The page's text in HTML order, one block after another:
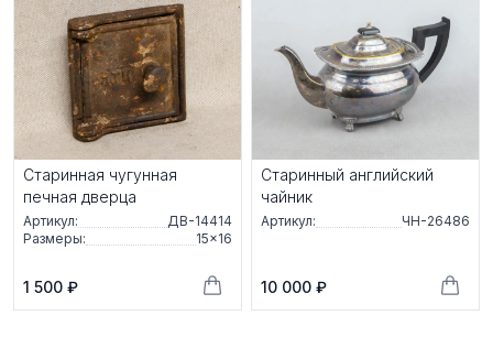
Старинная чугунная
печная дверца
Артикул:
ДВ-14414
Размеры:
15×16
1 500 ₽
Старинный aнглийcкий
чайник
Артикул: ЧН-26486
10 000 ₽